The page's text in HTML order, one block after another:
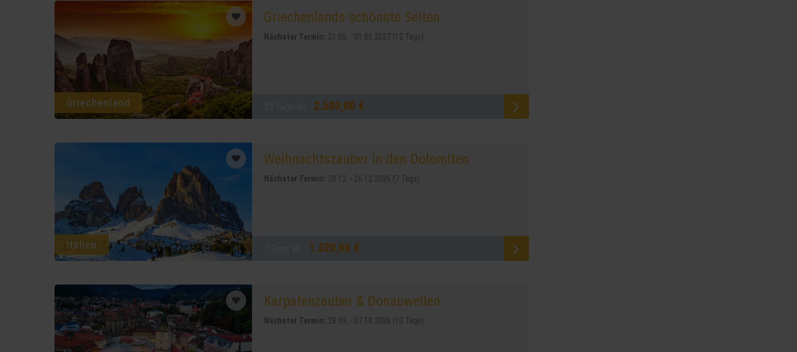
Griechenland
Griechenlands schönste Seiten
Nächster Termin: 21.05. - 01.06.2027 (12 Tage)
2.500,00 €
Italien
Weihnachtszauber in den Dolomiten
Nächster Termin: 20.12. - 26.12.2026 (7 Tage)
1.320,00 €
Karpatenzauber & Donauwellen
Nächster Termin: 28.09. - 07.10.2026 (10 Tage)